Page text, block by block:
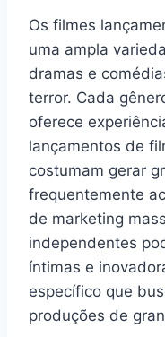
Os filmes
uma ampla
dramas e
terror. Cada
oferece
lançamentos de
costumam gerar
frequentemente
de marketing
independentes
íntimas e
específico que
produções de